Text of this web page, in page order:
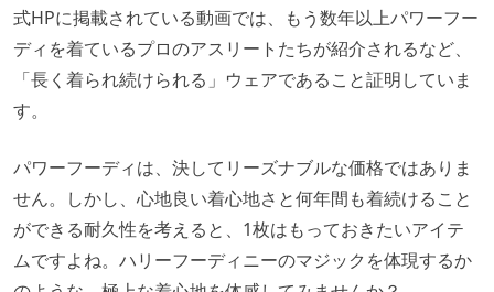
式HPに掲載されている動画では、もう数年以上パワーフー
ディを着ているプロのアスリートたちが紹介されるなど、
「長く着られ続けられる」ウェアであること証明していま
す。
パワーフーディは、決してリーズナブルな価格ではありま
せん。しかし、心地良い着心地さと何年間も着続けること
ができる耐久性を考えると、1枚はもっておきたいアイテ
ムですよね。ハリーフーディニーのマジックを体現するか